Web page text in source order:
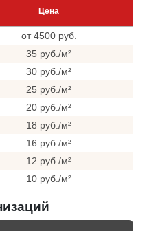
Цена
от 4500 руб.
35 руб./м²
30 руб./м²
25 руб./м²
20 руб./м²
18 руб./м²
16 руб./м²
12 руб./м²
10 руб./м²